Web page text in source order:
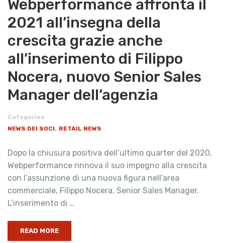
Webperformance affronta il
2021 all’insegna della
crescita grazie anche
all’inserimento di Filippo
Nocera, nuovo Senior Sales
Manager dell’agenzia
Categories
NEWS DEI SOCI, RETAIL NEWS
Dopo la chiusura positiva dell’ultimo quarter del 2020,
Webperformance rinnova il suo impegno alla crescita
con l’assunzione di una nuova figura nell’area
commerciale, Filippo Nocera, Senior Sales Manager.
L’inserimento di …
READ MORE